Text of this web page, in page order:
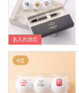
名入れ対応
4位